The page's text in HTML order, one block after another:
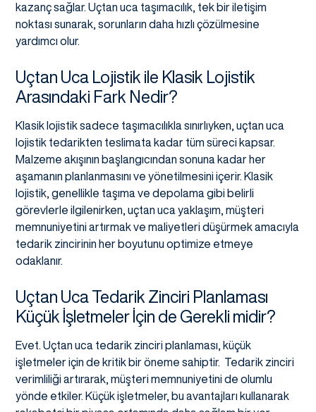
kazanç sağlar. Uçtan uca taşımacılık, tek bir iletişim
noktası sunarak, sorunların daha hızlı çözülmesine
yardımcı olur.
Uçtan Uca Lojistik ile Klasik Lojistik
Arasındaki Fark Nedir?
Klasik lojistik sadece taşımacılıkla sınırlıyken, uçtan uca
lojistik tedarikten teslimata kadar tüm süreci kapsar.
Malzeme akışının başlangıcından sonuna kadar her
aşamanın planlanmasını ve yönetilmesini içerir. Klasik
lojistik, genellikle taşıma ve depolama gibi belirli
görevlerle ilgilenirken, uçtan uca yaklaşım, müşteri
memnuniyetini artırmak ve maliyetleri düşürmek amacıyla
tedarik zincirinin her boyutunu optimize etmeye
odaklanır.
Uçtan Uca Tedarik Zinciri Planlaması
Küçük İşletmeler İçin de Gerekli midir?
Evet. Uçtan uca tedarik zinciri planlaması, küçük
işletmeler için de kritik bir öneme sahiptir. Tedarik zinciri
verimliliği artırarak, müşteri memnuniyetini de olumlu
yönde etkiler. Küçük işletmeler, bu avantajları kullanarak